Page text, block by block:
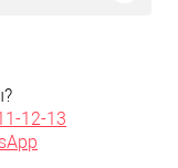
12-13